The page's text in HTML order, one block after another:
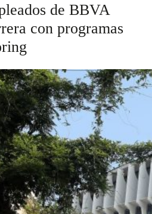
de BBVA
con programas